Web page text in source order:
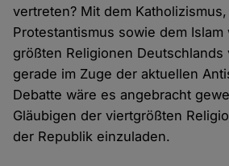
vertreten? Mit dem
Protestantismus sowie dem Islam
größten Religionen Deutschlands
gerade im Zuge der aktuellen
Debatte wäre es angebracht
Gläubigen der viertgrößten
der Republik einzuladen.